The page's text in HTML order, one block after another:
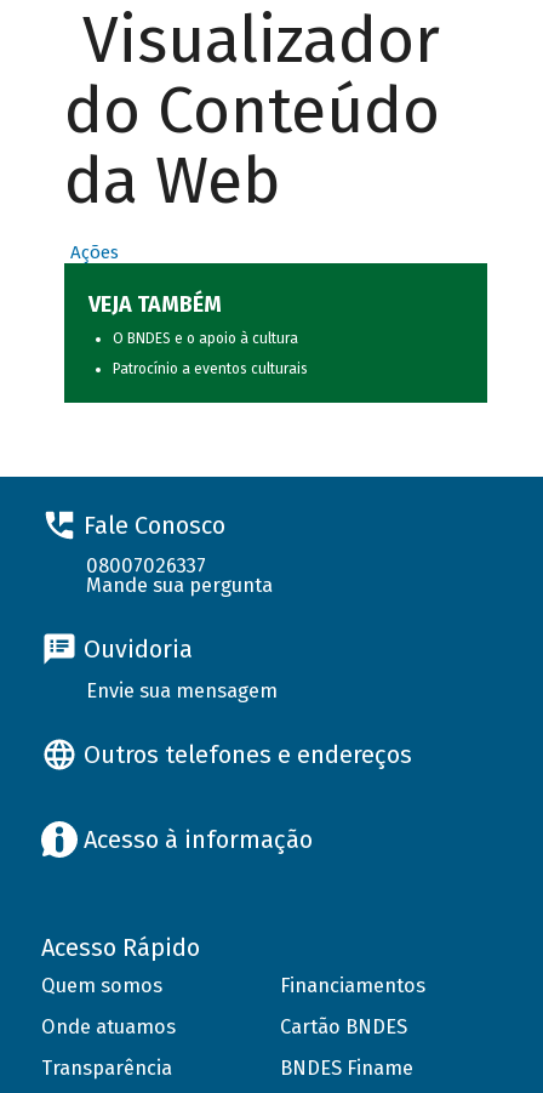
Visualizador
do Conteúdo
da Web
Ações
VEJA TAMBÉM
O BNDES e o apoio à cultura
Patrocínio a eventos culturais
Fale Conosco
08007026337
Mande sua pergunta
Ouvidoria
Envie sua mensagem
Outros telefones e endereços
Acesso à informação
Acesso Rápido
Quem somos
Onde atuamos
Transparência
Financiamentos
Cartão BNDES
BNDES Finame